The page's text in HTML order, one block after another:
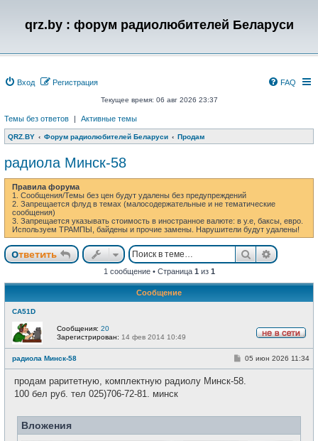
qrz.by : форум радиолюбителей Беларуси
Вход Регистрация FAQ
Текущее время: 06 авг 2026 23:37
Темы без ответов | Активные темы
QRZ.BY Форум радиолюбителей Беларуси Продам
радиола Минск-58
Правила форума
1. Сообщения/Темы без цен будут удалены без предупреждений
2. Запрещается флуд в темах (малосодержательные и не тематические
сообщения)
3. Запрещается указывать стоимость в иностранное валюте: в у.е, баксы, евро.
Используем ТРАМПЫ, байдены и прочие замены. Нарушители будут удалены!
Ответить Поиск
1 сообщение • Страница 1 из 1
Сообщение
CA51D
е
в
с
Сообщения: 20
Зарегистрирован: 14 фев 2014 10:49
радиола Минск-58
С
б
и
05 июн 2026 11:34
продам раритетную, комплектную радиолу Минск-58.
100 бел руб. тел 025)706-72-81. минск
Вложения